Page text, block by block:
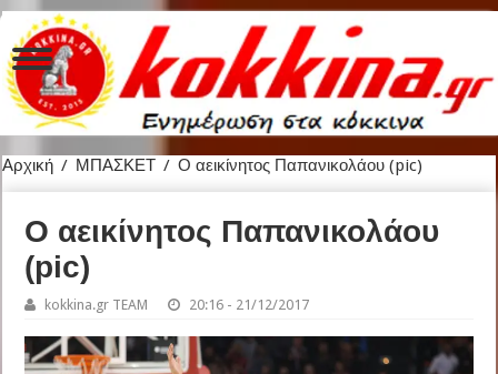
Αρχική / ΜΠΑΣΚΕΤ / Ο αεικίνητος Παπανικολάου (pic)
Ο αεικίνητος Παπανικολάου
(pic)
kokkina.gr TEAM 20:16 - 21/12/2017